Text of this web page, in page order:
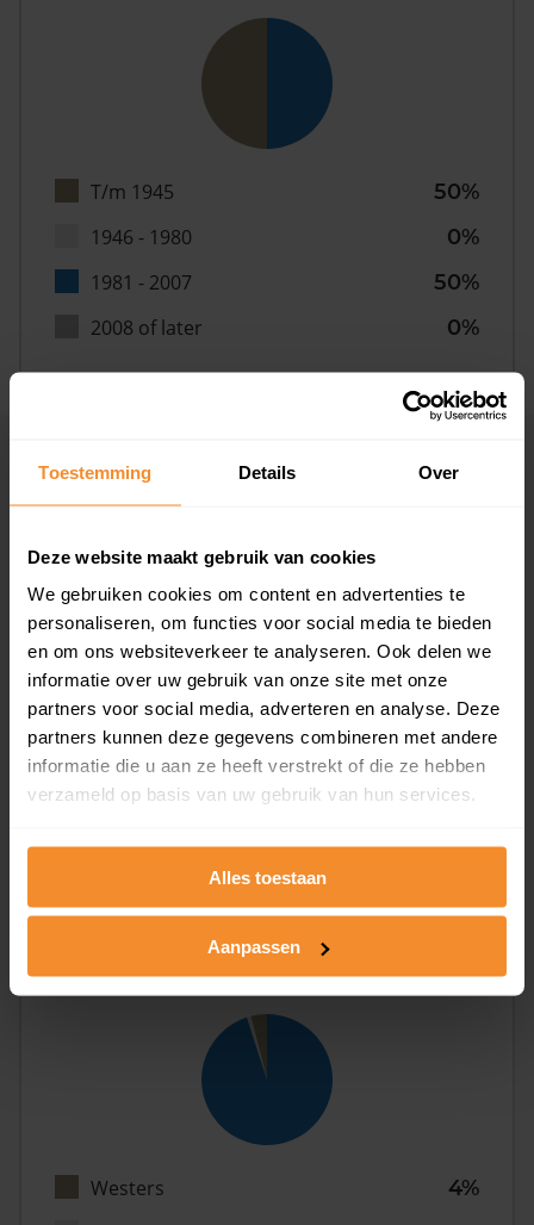
Toestemming Details Over
Deze website maakt gebruik van cookies
We gebruiken cookies om content en advertenties te
personaliseren, om functies voor social media te bieden
en om ons websiteverkeer te analyseren. Ook delen we
informatie over uw gebruik van onze site met onze
partners voor social media, adverteren en analyse. Deze
partners kunnen deze gegevens combineren met andere
informatie die u aan ze heeft verstrekt of die ze hebben
verzameld op basis van uw gebruik van hun services.
Alles toestaan
Aanpassen
T/m 1945
50%
1946 - 1980
0%
1981 - 2007
50%
2008 of later
0%
Inwoners
Type huishoudens
Eénpersoons
33%
Herkomst
Westers
4%